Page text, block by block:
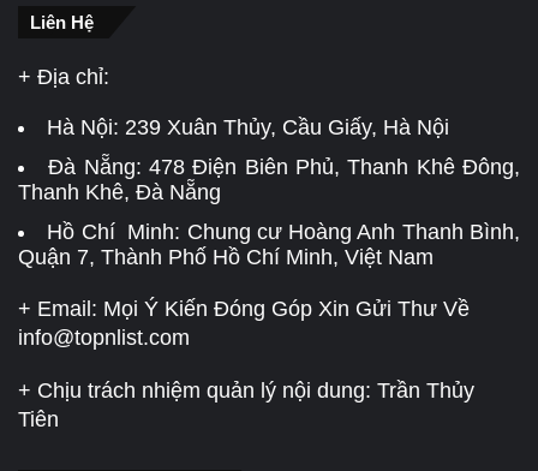
Liên Hệ
+ Địa chỉ:
Hà Nội: 239 Xuân Thủy, Cầu Giấy, Hà Nội
Đà Nẵng:478 Điện Biên Phủ, Thanh Khê Đông,
Thanh Khê, Đà Nẵng
Hồ Chí Minh: Chung cư Hoàng Anh Thanh Bình,
Quận 7, Thành Phố Hồ Chí Minh, Việt Nam
+ Email: Mọi Ý Kiến Đóng Góp Xin Gửi Thư Về
info@topnlist.com
+ Chịu trách nhiệm quản lý nội dung: Trần Thủy
Tiên